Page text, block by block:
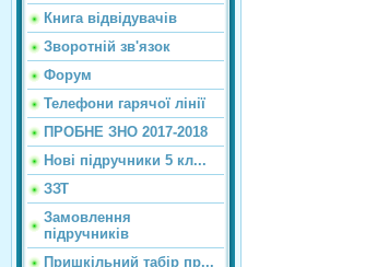
Книга відвідувачів
Зворотній зв'язок
Форум
Телефони гарячої лінії
ПРОБНЕ ЗНО 2017-2018
Нові підручники 5 кл...
ЗЗТ
Замовлення
підручників
Пришкільний табір пр...